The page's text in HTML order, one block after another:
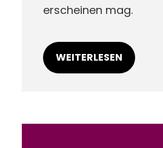
erscheinen mag.
WEITERLESEN